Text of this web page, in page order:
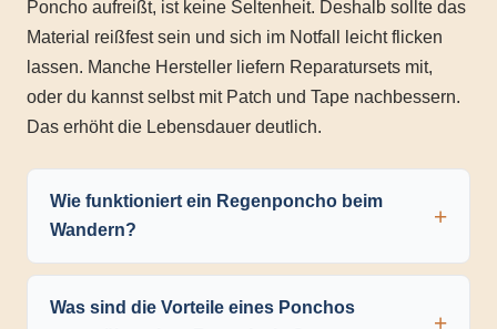
Poncho aufreißt, ist keine Seltenheit. Deshalb sollte das
Material reißfest sein und sich im Notfall leicht flicken
lassen. Manche Hersteller liefern Reparatursets mit,
oder du kannst selbst mit Patch und Tape nachbessern.
Das erhöht die Lebensdauer deutlich.
Wie funktioniert ein Regenponcho beim
Wandern?
Was sind die Vorteile eines Ponchos